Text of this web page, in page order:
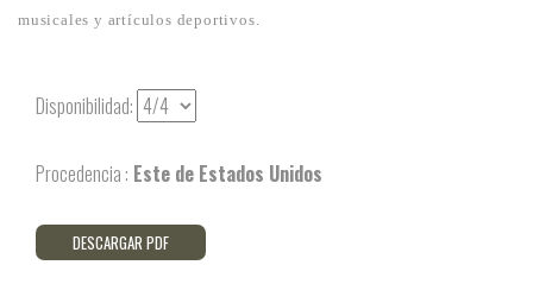
musicales y artículos deportivos.
Disponibilidad:
Procedencia : Este de Estados Unidos
DESCARGAR PDF